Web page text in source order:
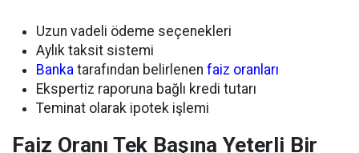
Uzun vadeli ödeme seçenekleri
Aylık taksit sistemi
Banka tarafından belirlenen faiz oranları
Ekspertiz raporuna bağlı kredi tutarı
Teminat olarak ipotek işlemi
Faiz Oranı Tek Başına Yeterli Bir